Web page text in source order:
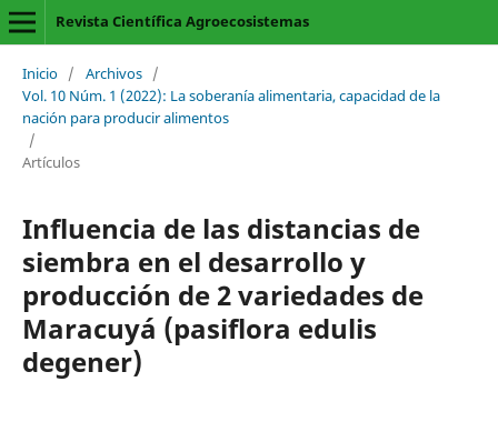
Revista Científica Agroecosistemas
Inicio / Archivos /
Vol. 10 Núm. 1 (2022): La soberanía alimentaria, capacidad de la
nación para producir alimentos
/
Artículos
Influencia de las distancias de
siembra en el desarrollo y
producción de 2 variedades de
Maracuyá (pasiflora edulis
degener)